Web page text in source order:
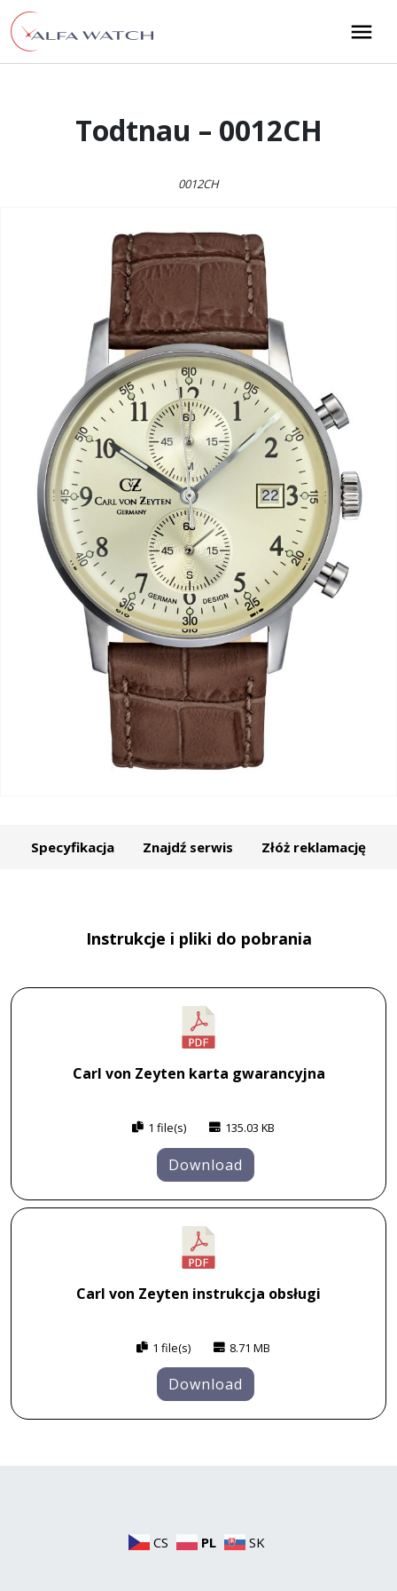
Przejdź do treści
Main Navigation
Todtnau – 0012CH
0012CH
Specyfikacja Znajdź serwis Złóż reklamację
Instrukcje i pliki do pobrania
Carl von Zeyten karta gwarancyjna
1 file(s) 135.03 KB
Download
Carl von Zeyten instrukcja obsługi
1 file(s) 8.71 MB
Download
CS PL SK